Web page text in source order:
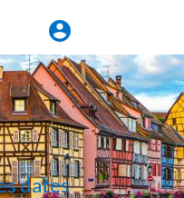
dates